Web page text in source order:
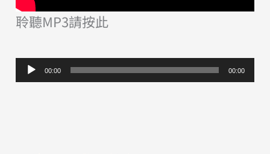
聆聽MP3請按此
音
訊
00:00 00:00